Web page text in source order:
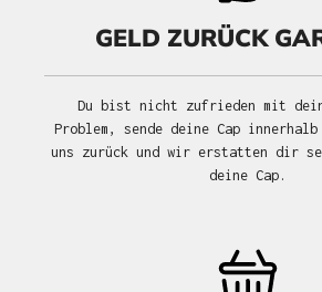
GELD ZURÜCK
Du bist nicht zufrieden mit
Problem, sende deine Cap innerhalb
uns zurück und wir erstatten dir
deine Cap.